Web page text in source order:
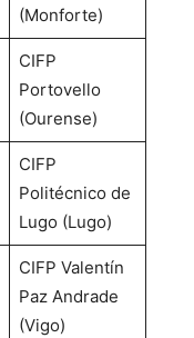
(Monforte)
CIFP
Portovello
(Ourense)
CIFP
Politécnico de
Lugo (Lugo)
CIFP Valentín
Paz Andrade
(Vigo)